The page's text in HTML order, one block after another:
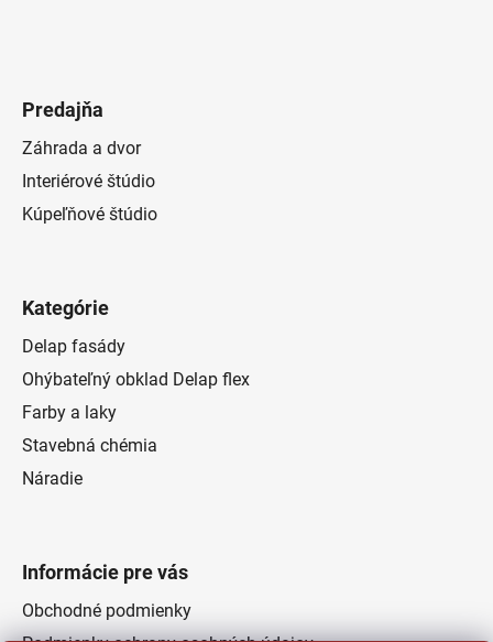
Predajňa
Záhrada a dvor
Interiérové štúdio
Kúpeľňové štúdio
Kategórie
Delap fasády
Ohýbateľný obklad Delap flex
Farby a laky
Stavebná chémia
Náradie
Informácie pre vás
Obchodné podmienky